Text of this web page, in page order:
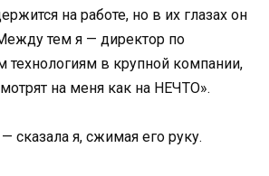
на работе, но в их глазах он
тем я — директор по
в крупной компании,
на меня как на НЕЧТО».
сказала я, сжимая его руку.